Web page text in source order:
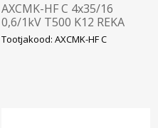
AXCMK-HF C 4x35/16
0,6/1kV T500 K12 REKA
Tootjakood: AXCMK-HF C